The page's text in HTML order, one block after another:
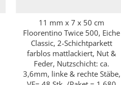
Schnellkauf
11 mm x 7 x 50 cm
Floorentino Twice 500, Eiche
Classic, 2-Schichtparkett
farblos mattlackiert, Nut &
Feder, Nutzschicht: ca.
3,6mm, linke & rechte Stäbe,